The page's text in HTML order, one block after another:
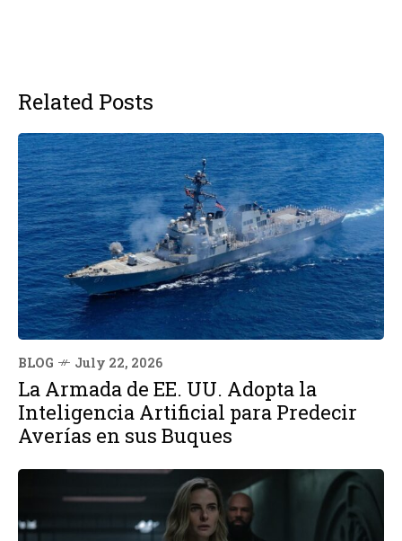
Related Posts
BLOG July 22, 2026
La Armada de EE. UU. Adopta la
Inteligencia Artificial para Predecir
Averías en sus Buques